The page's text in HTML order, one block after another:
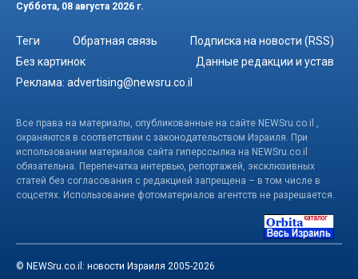
Суббота, 08 августа 2026 г.
Теги Обратная связь
Подписка на новости (RSS)
Без картинок
Данные редакции и устав
Реклама: advertising@newsru.co.il
Все права на материалы, опубликованные на сайте NEWSru.co.il ,
охраняются в соответствии с законодательством Израиля. При
использовании материалов сайта гиперссылка на NEWSru.co.il
обязательна. Перепечатка интервью, репортажей, эксклюзивных
статей без согласования с редакцией запрещена – в том числе в
соцсетях. Использование фотоматериалов агентств не разрешается.
© NEWSru.co.il: новости Израиля 2005-2026